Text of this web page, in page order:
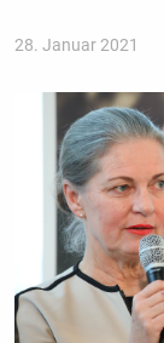
28. Januar 2021